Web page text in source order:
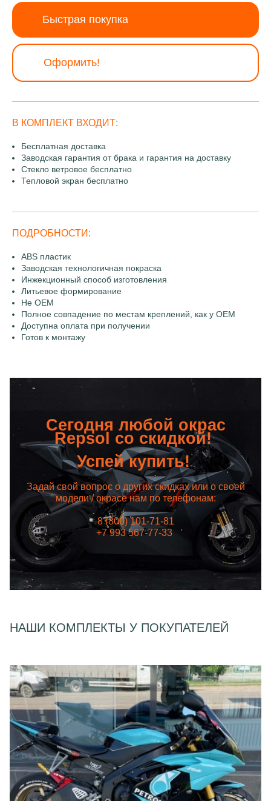
Быстрая покупка
Оформить!
В КОМПЛЕКТ ВХОДИТ:
Бесплатная доставка
Заводская гарантия от брака и гарантия на доставку
Стекло ветровое бесплатно
Тепловой экран бесплатно
ПОДРОБНОСТИ:
ABS пластик
Заводская технологичная покраска
Инжекционный способ изготовления
Литьевое формирование
Не OEM
Полное совпадение по местам креплений, как у OEM
Доступна оплата при получении
Готов к монтажу
Сегодня любой окрас
Repsol со скидкой!
Успей купить!
Задай свой вопрос о других скидках или о своей
модели / окрасе нам по телефонам:
8 (800) 101-71-81
+7 993 567-77-33
НАШИ КОМПЛЕКТЫ У ПОКУПАТЕЛЕЙ